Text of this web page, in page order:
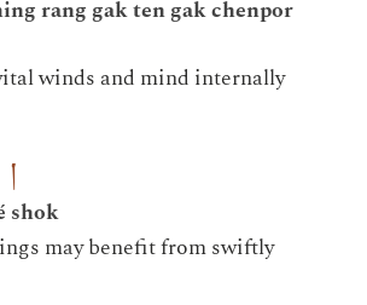
rang gak ten gak chenpor
winds and mind internally
shok
may benefit from swiftly